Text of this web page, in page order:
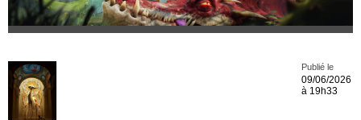
Publié le
09/06/2026
à 19h33